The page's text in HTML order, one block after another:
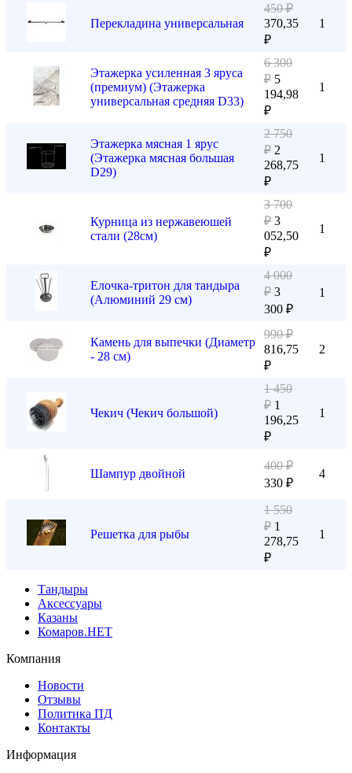
Перекладина универсальная
450₽
370,35
₽
1
Этажерка усиленная 3 яруса
(премиум) (Этажерка
универсальная средняя D33)
6 300
₽ 5
194,98
₽
1
Этажерка мясная 1 ярус
(Этажерка мясная большая
D29)
2 750
₽ 2
268,75
₽
1
Курница из нержавеюшей
стали (28см)
3 700
₽ 3
052,50
₽
1
Елочка-тритон для тандыра
(Алюминий 29 см)
4 000
₽ 3
300 ₽
1
Камень для выпечки (Диаметр
- 28 см)
990₽
816,75
₽
2
Чекич (Чекич большой)
1 450
₽ 1
196,25
₽
1
Шампур двойной
400₽
330 ₽
4
Решетка для рыбы
1 550
₽ 1
278,75
₽
1
Тандыры
Аксессуары
Казаны
Комаров.НЕТ
Компания
Новости
Отзывы
Политика ПД
Контакты
Информация